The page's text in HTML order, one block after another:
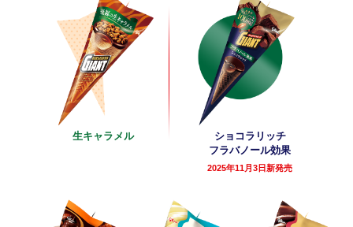
生キャラメル
ショコラリッチ
フラバノール効果
2025年11月3日新発売